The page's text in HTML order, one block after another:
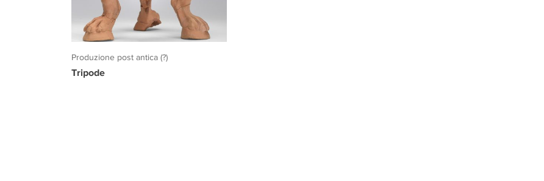
Produzione post antica (?)
Tripode